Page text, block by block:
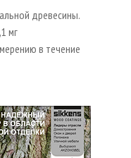
древесины.
мг
в течение